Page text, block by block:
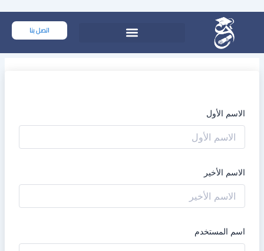
المحتوى
اتصل بنا
الاسم الأول
الاسم الأخير
اسم المستخدم